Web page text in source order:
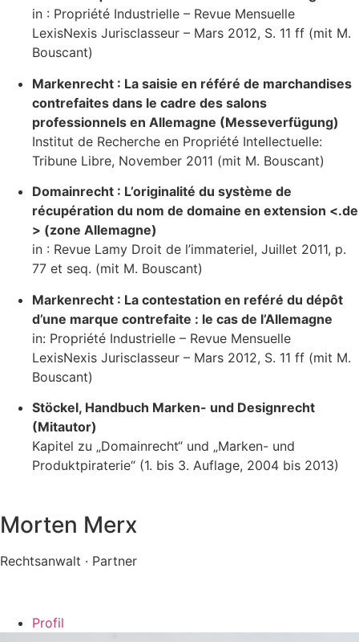
in : Propriété Industrielle – Revue Mensuelle
LexisNexis Jurisclasseur – Mars 2012, S. 11 ff (mit M.
Bouscant)
Markenrecht : La saisie en référé de marchandises
contrefaites dans le cadre des salons
professionnels en Allemagne (Messeverfügung)
Institut de Recherche en Propriété Intellectuelle:
Tribune Libre, November 2011 (mit M. Bouscant)
Domainrecht : L’originalité du système de
récupération du nom de domaine en extension <.de
> (zone Allemagne)
in : Revue Lamy Droit de l’immateriel, Juillet 2011, p.
77 et seq. (mit M. Bouscant)
Markenrecht : La contestation en reféré du dépôt
d’une marque contrefaite : le cas de l’Allemagne
in: Propriété Industrielle – Revue Mensuelle
LexisNexis Jurisclasseur – Mars 2012, S. 11 ff (mit M.
Bouscant)
Stöckel, Handbuch Marken- und Designrecht
(Mitautor)
Kapitel zu „Domainrecht“ und „Marken- und
Produktpiraterie“ (1. bis 3. Auflage, 2004 bis 2013)
Morten Merx
Rechtsanwalt · Partner
Profil